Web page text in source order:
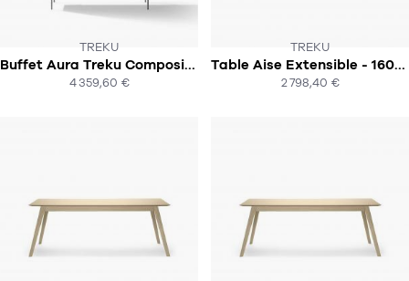
TREKU
Buffet Aura Treku Composition 4
4 359,60 €
SOUS 10-12 SEMAINES
ACHAT EXPRESS
TREKU
Table Aise Extensible - 160x90cm - Treku
2 798,40 €
SOUS 6-8 SEMAINES
ACHAT EXPRESS